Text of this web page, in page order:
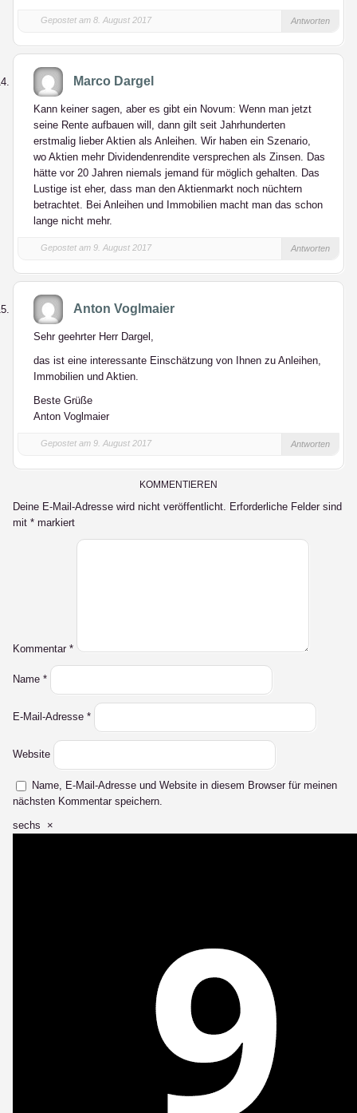
Gepostet am 8. August 2017 Antworten
Marco Dargel
Kann keiner sagen, aber es gibt ein Novum: Wenn man jetzt
seine Rente aufbauen will, dann gilt seit Jahrhunderten
erstmalig lieber Aktien als Anleihen. Wir haben ein Szenario,
wo Aktien mehr Dividendenrendite versprechen als Zinsen. Das
hätte vor 20 Jahren niemals jemand für möglich gehalten. Das
Lustige ist eher, dass man den Aktienmarkt noch nüchtern
betrachtet. Bei Anleihen und Immobilien macht man das schon
lange nicht mehr.
Gepostet am 9. August 2017 Antworten
Anton Voglmaier
Sehr geehrter Herr Dargel,
das ist eine interessante Einschätzung von Ihnen zu Anleihen,
Immobilien und Aktien.
Beste Grüße
Anton Voglmaier
Gepostet am 9. August 2017 Antworten
KOMMENTIEREN
Deine E-Mail-Adresse wird nicht veröffentlicht. Erforderliche Felder sind
mit * markiert
Kommentar *
Name *
E-Mail-Adresse *
Website
Name, E-Mail-Adresse und Website in diesem Browser für meinen
nächsten Kommentar speichern.
sechs
×